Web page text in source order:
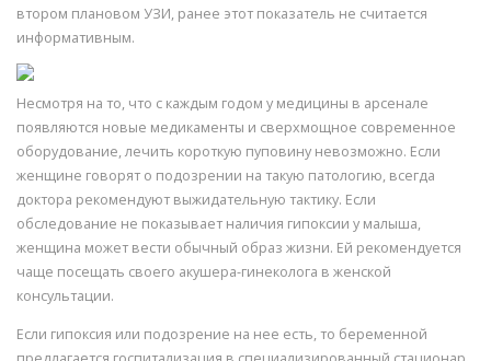
втором плановом УЗИ, ранее этот показатель не считается
информативным.
Несмотря на то, что с каждым годом у медицины в арсенале
появляются новые медикаменты и сверхмощное современное
оборудование, лечить короткую пуповину невозможно. Если
женщине говорят о подозрении на такую патологию, всегда
доктора рекомендуют выжидательную тактику. Если
обследование не показывает наличия гипоксии у малыша,
женщина может вести обычный образ жизни. Ей рекомендуется
чаще посещать своего акушера-гинеколога в женской
консультации.
Если гипоксия или подозрение на нее есть, то беременной